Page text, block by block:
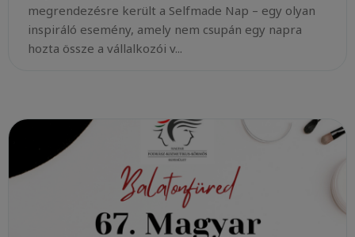
megrendezésre került a Selfmade Nap – egy olyan
inspiráló esemény, amely nem csupán egy napra
hozta össze a vállalkozói v...